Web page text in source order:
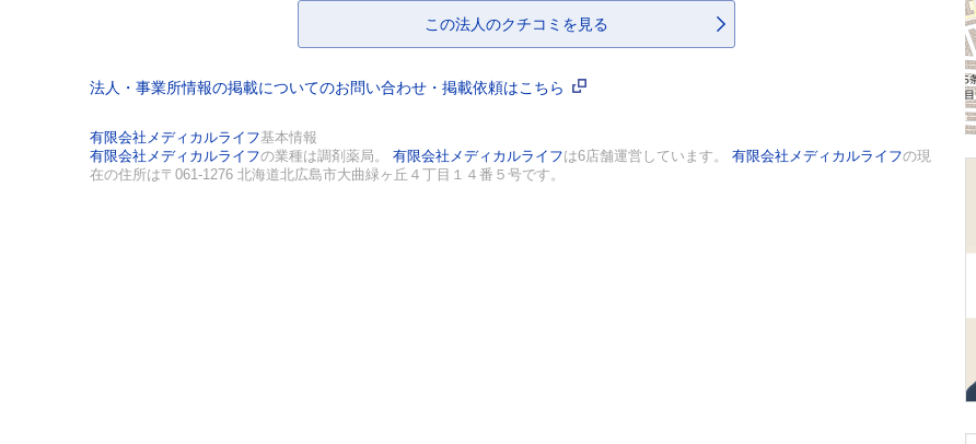
この法人のクチコミを見る
法人・事業所情報の掲載についてのお問い合わせ・掲載依頼はこちら
有限会社メディカルライフ基本情報
有限会社メディカルライフの業種は調剤薬局。 有限会社メディカルライフは6店舗運営しています。 有限会社メディカルライフの現
在の住所は〒061-1276 北海道北広島市大曲緑ヶ丘４丁目１４番５号です。